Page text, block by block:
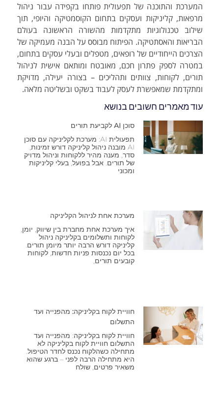
המערכת והתוכנה של תפעולית פותחו בקפידה עבור ניהול
מרפאות, קליניקות ועסקים בתחום הקוסמטיקה והיופי, תוך
שילוב טכנולוגיות מתקדמות מהשורה הראשונה בעולם
הבריאות והאסתטיקה. הפיתוח מבוסס על הבנה מעמיקה של
הצרכים הייחודיים של רופאים, מטפלים ובעלי עסקים בתחום,
במטרה לספק פתרון חכם, מאובטח ומותאם אישית לניהול
תורים, לקוחות, צוותים ותהליכים – בצורה יעילה, מדויקת
ומתקדמת שמאפשרת לעסק לעבוד בשקט ובשליטה מלאה.
עוד מאמרים חשובים בנושא
סוכן AI לקביעת תורים
תפעולית AI: מערכת לקליניקה עם סוכן
AI מובנה ניהול קליניקה דורש זמינות,
סדר, מענה מהיר ללקוחות וניהול מדויק
של תורים. אבל בפועל, בעלי קליניקות
ומכוני
מערכת אחת לניהול הקליניקה
איך מערכת אחת מחברת בין שיווק, יומן,
לקוחות ותשלומים בקליניקה ניהול
קליניקה דורש הרבה יותר מיומן תורים.
בכל יום נכנסות פניות חדשות, לקוחות
קובעים תורים,
חוויית לקוח בקליניקה: מהפנייה ועד
התשלום
חוויית לקוח בקליניקה: מהפנייה ועד
התשלום חוויית לקוח בקליניקה לא
מתחילה כשהלקוח נכנס לחדר הטיפול.
היא מתחילה הרבה לפני – ברגע שהוא
משאיר פרטים, שולח